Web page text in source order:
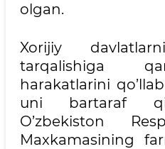
olgan.
Xorijiy
tarqalishiga
harakatlarini
uni bartaraf
O’zbekiston
Maxkamasining